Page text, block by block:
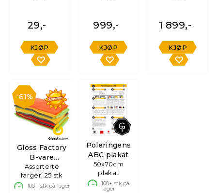
29,-
KJØP
999,-
KJØP
1 899,-
KJØP
61%
Gloss Factory
B-vare
Mikrofiberkluter
Assorterte
farger, 25 stk
100+ stk på lager
Poleringens
ABC plakat
50x70cm
plakat
100+ stk på
lager